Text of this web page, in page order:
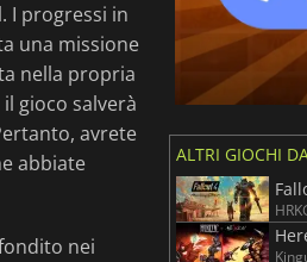
. I progressi in
una missione
nella propria
gioco salverà
avrete
abbiate
nei
ALTRI GIOCHI